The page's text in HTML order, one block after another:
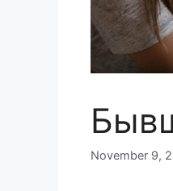
November 9,